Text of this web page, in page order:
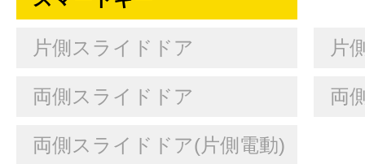
片側スライドドア 片
両側スライドドア 両
両側スライドドア(片側電動)